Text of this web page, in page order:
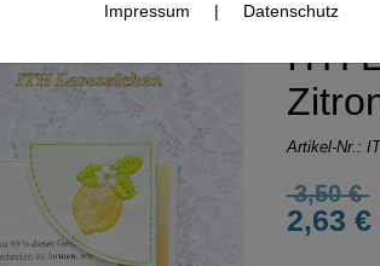
ITH
Artikel-Nr.:
3,50 €
2,63 €
Impressum | Datenschutz